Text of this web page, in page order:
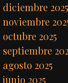
diciembre 2025
noviembre
octubre 2025
septiembre
agosto 2025
junio 2025